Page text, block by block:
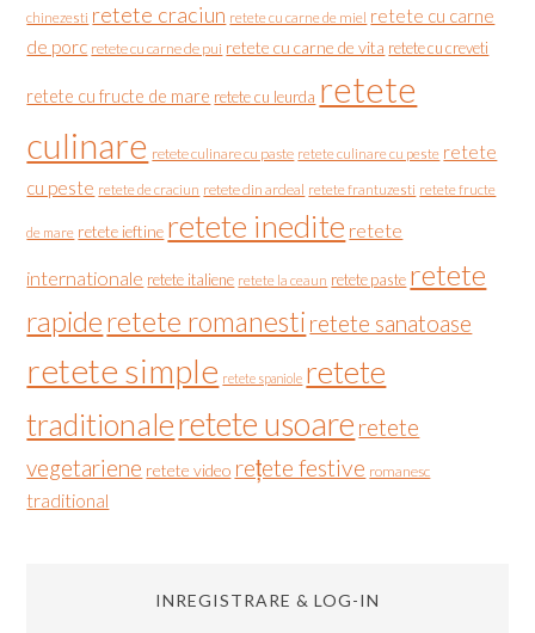
chinezesti retete craciun retete cu carne de miel retete cu carne
de porc retete cu carne de pui retete cu carne de vita retete cu creveti
retete cu fructe de mare retete cu leurda retete
culinare retete culinare cu paste retete culinare cu peste retete
cu peste retete de craciun retete din ardeal retete frantuzesti retete fructe
de mare retete ieftine retete inedite retete
internationale retete italiene retete la ceaun retete paste retete
rapideretete romanesti retete sanatoase
retete simple retete spaniole retete
traditionaleretete usoare retete
vegetariene retete video rețete festive romanesc
traditional
INREGISTRARE & LOG-IN